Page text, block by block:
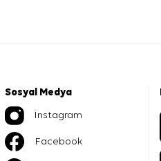
Sosyal Medya
İnstagram
Facebook